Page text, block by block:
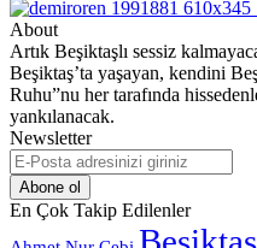
About
Artık Beşiktaşlı sessiz
Beşiktaş’ta yaşayan, kendini
Ruhu”nu her tarafında
yankılanacak.
Newsletter
E-
Posta
adresinizi
giriniz
En Çok Takip Edilenler